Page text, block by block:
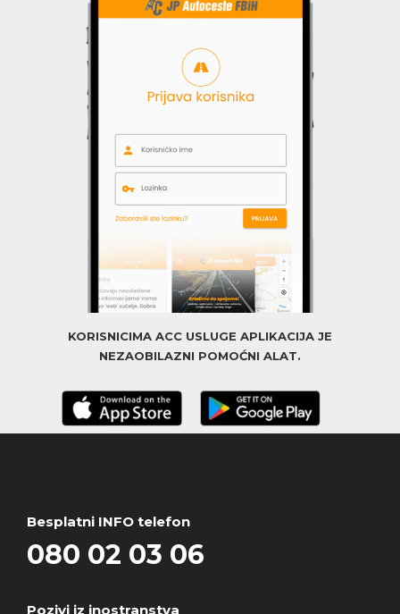
KORISNICIMA ACC USLUGE APLIKACIJA JE
NEZAOBILAZNI POMOĆNI ALAT.
Besplatni INFO telefon
080 02 03 06
Pozivi iz inostranstva